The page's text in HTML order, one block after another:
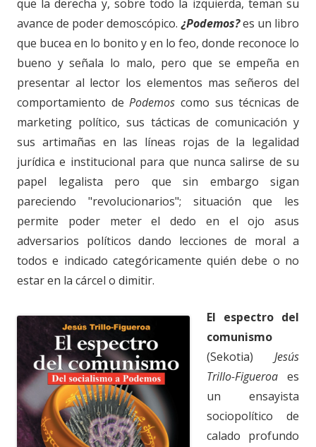
que la derecha y, sobre todo la izquierda, teman su
avance de poder demoscópico.¿Podemos?es un libro
que bucea en lo bonito y en lo feo, donde reconoce lo
bueno y señala lo malo, pero que se empeña en
presentar al lector los elementos mas señeros del
comportamiento dePodemoscomo sus técnicas de
marketing político, sus tácticas de comunicación y
sus artimañas en las líneas rojas de la legalidad
jurídica e institucional para que nunca salirse de su
papel legalista pero que sin embargo sigan
pareciendo "revolucionarios"; situación que les
permite poder meter el dedo en el ojo asus
adversarios políticos dando lecciones de moral a
todos e indicado categóricamente quién debe o no
estar en la cárcel o dimitir.
El espectro del
comunismo
(Sekotia) Jesús
Trillo-Figueroa es
un ensayista
sociopolítico de
calado profundo